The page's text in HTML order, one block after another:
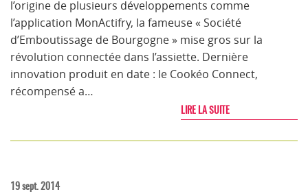
l’origine de plusieurs développements comme
l’application MonActifry, la fameuse « Société
d’Emboutissage de Bourgogne » mise gros sur la
révolution connectée dans l’assiette. Dernière
innovation produit en date : le Cookéo Connect,
récompensé a…
LIRE LA SUITE
19 sept. 2014